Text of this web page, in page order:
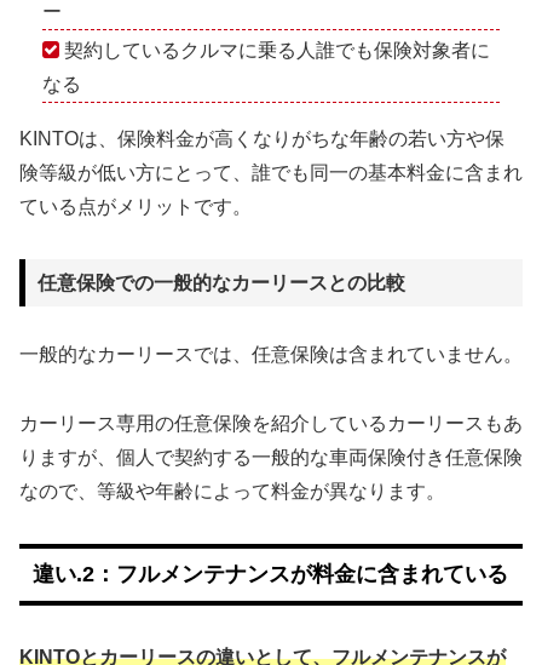
ー
契約しているクルマに乗る人誰でも保険対象者に
なる
KINTOは、保険料金が高くなりがちな年齢の若い方や保
険等級が低い方にとって、誰でも同一の基本料金に含まれ
ている点がメリットです。
任意保険での一般的なカーリースとの比較
一般的なカーリースでは、任意保険は含まれていません。
カーリース専用の任意保険を紹介しているカーリースもあ
りますが、個人で契約する一般的な車両保険付き任意保険
なので、等級や年齢によって料金が異なります。
違い.2：フルメンテナンスが料金に含まれている
KINTOとカーリースの違いとして、フルメンテナンスが